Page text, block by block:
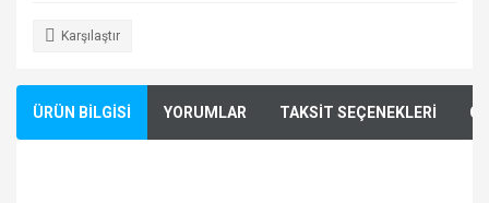
Karşılaştır
ÜRÜN BİLGİSİ YORUMLAR TAKSİT SEÇENEKLERİ